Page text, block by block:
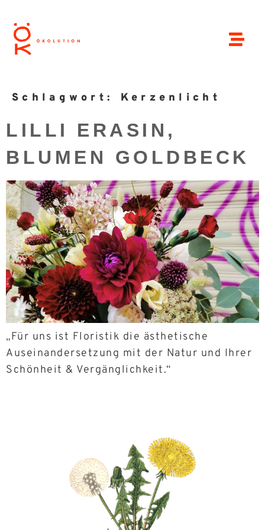
Schlagwort: Kerzenlicht
LILLI ERASIN,
BLUMEN GOLDBECK
„Für uns ist Floristik die ästhetische
Auseinandersetzung mit der Natur und Ihrer
Schönheit & Vergänglichkeit.“